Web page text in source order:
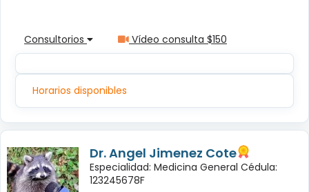
Consultorios Vídeo consulta $150
Horarios disponibles
Dr. Angel Jimenez Cote
Especialidad: Medicina General Cédula:
123245678F